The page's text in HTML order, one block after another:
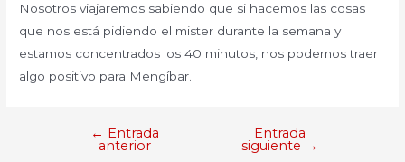
Nosotros viajaremos sabiendo que si hacemos las cosas
que nos está pidiendo el mister durante la semana y
estamos concentrados los 40 minutos, nos podemos traer
algo positivo para Mengíbar.
← Entrada
anterior
Entrada
siguiente →